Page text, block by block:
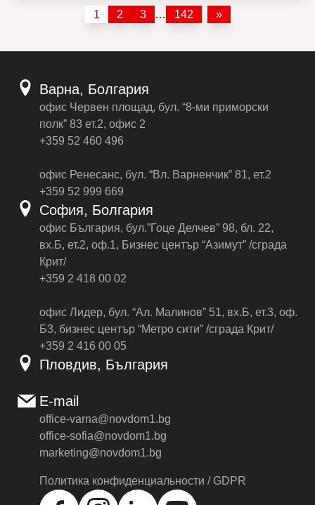
1 2 3 … 142 »
Варна, Болгария
офис Червен площад, бул. “8-ми приморски
полк” 83 ет.2, офис 2
+359 52 460 496
офис Ренесанс, бул. “Вл. Варненчик” 81, ет.2
+359 52 999 669
София, Болгария
офис България, бул.”Гоце Делчев” 98, бл. 22,
вх.Б, ет.2, оф.1, Бизнес център “Азимут” /сграда
Крит/
+359 2 418 00 02
офис Лидер, бул. “Ал. Малинов” 51, вх.Б, ет.3, оф.
Б3, бизнес център “Метро сити” /сграда Крит/
+359 2 416 00 05
Пловдив, България
E-mail
office-varna@novdom1.bg
office-sofia@novdom1.bg
marketing@novdom1.bg
Политика конфиденциальности / GDPR